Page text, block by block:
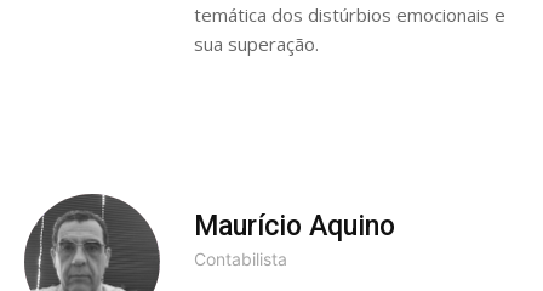
temática dos distúrbios emocionais e
sua superação.
Maurício Aquino
Contabilista